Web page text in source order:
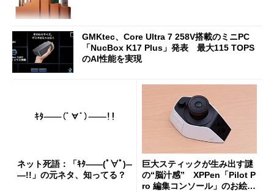
GMKtec、Core Ultra 7 258V搭載のミニPC
「NucBox K17 Plus」発表 最大115 TOPS
のAI性能を実現
ネット死語：「ｷﾀ――(ﾟ∀ﾟ)―
―!!」の元ネタ、知ってる？
巨大スティックが生み出す謎
の“脳汁感” XPPen「Pilot P
ro 編集コンソール」のお絵描